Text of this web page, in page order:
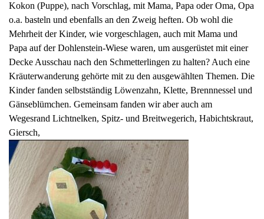
Kokon (Puppe), nach Vorschlag, mit Mama, Papa oder Oma, Opa
o.a. basteln und ebenfalls an den Zweig heften. Ob wohl die
Mehrheit der Kinder, wie vorgeschlagen, auch mit Mama und
Papa auf der Dohlenstein-Wiese waren, um ausgerüstet mit einer
Decke Ausschau nach den Schmetterlingen zu halten? Auch eine
Kräuterwanderung gehörte mit zu den ausgewählten Themen. Die
Kinder fanden selbstständig Löwenzahn, Klette, Brennnessel und
Gänseblümchen. Gemeinsam fanden wir aber auch am
Wegesrand Lichtnelken, Spitz- und Breitwegerich, Habichtskraut,
Giersch,